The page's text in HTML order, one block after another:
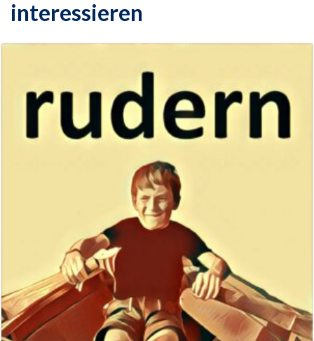
interessieren